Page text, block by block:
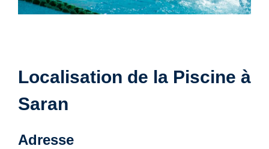
Localisation de la Piscine à
Saran
Adresse